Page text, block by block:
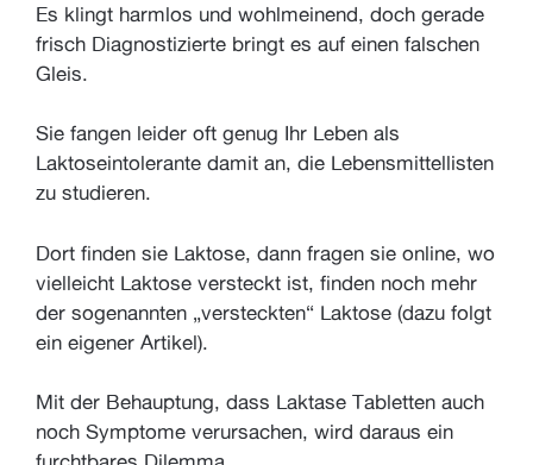
Es klingt harmlos und wohlmeinend, doch gerade
frisch Diagnostizierte bringt es auf einen falschen
Gleis.
Sie fangen leider oft genug Ihr Leben als
Laktoseintolerante damit an, die Lebensmittellisten
zu studieren.
Dort finden sie Laktose, dann fragen sie online, wo
vielleicht Laktose versteckt ist, finden noch mehr
der sogenannten „versteckten“ Laktose (dazu folgt
ein eigener Artikel).
Mit der Behauptung, dass Laktase Tabletten auch
noch Symptome verursachen, wird daraus ein